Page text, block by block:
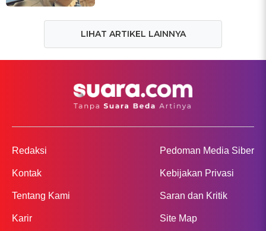
LIHAT ARTIKEL LAINNYA
Redaksi
Kontak
Tentang Kami
Karir
Pedoman Media Siber
Kebijakan Privasi
Saran dan Kritik
Site Map